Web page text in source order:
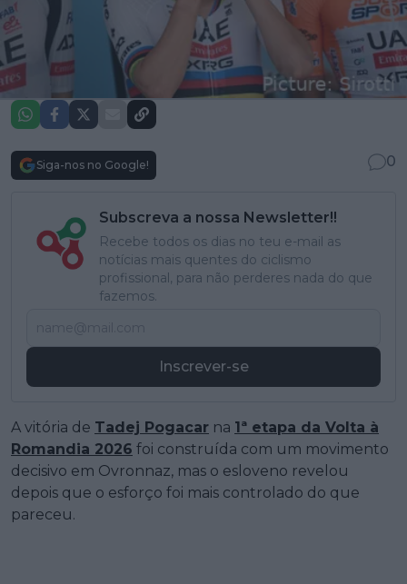
Siga-nos no Google! 0
Subscreva a nossa Newsletter!!
Recebe todos os dias no teu e-mail as
notícias mais quentes do ciclismo
profissional, para não perderes nada do que
fazemos.
Inscrever-se
A vitória de Tadej Pogacar na 1ª etapa da Volta à
Romandia 2026 foi construída com um movimento
decisivo em Ovronnaz, mas o esloveno revelou
depois que o esforço foi mais controlado do que
pareceu.